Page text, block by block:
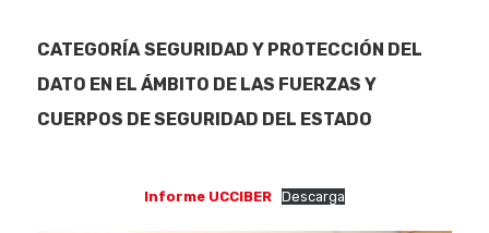
CATEGORÍA SEGURIDAD Y PROTECCIÓN DEL
DATO EN EL ÁMBITO DE LAS FUERZAS Y
CUERPOS DE SEGURIDAD DEL ESTADO
Informe UCCIBER Descarga